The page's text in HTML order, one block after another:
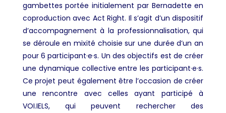
gambettes portée initialement par Bernadette en
coproduction avec Act Right. Il s’agit d’un dispositif
d’accompagnement à la professionnalisation, qui
se déroule en mixité choisie sur une durée d’un an
pour 6 participant·e·s. Un des objectifs est de créer
une dynamique collective entre les participant·e·s.
Ce projet peut également être l’occasion de créer
une rencontre avec celles ayant participé à
VOI.IELS, qui peuvent rechercher des